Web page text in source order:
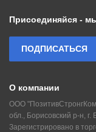
О компании
ООО
обл., Борисовский р-н,
Зарегистрировано в
Присоединяйся -
ПОДПИСАТЬСЯ